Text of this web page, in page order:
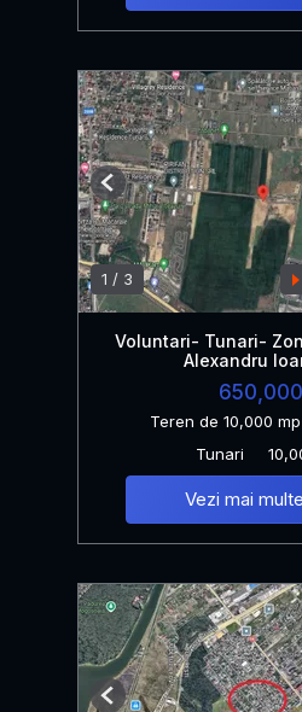
1 / 3
Previous
Voluntari- Tunari-
Alexandru
Teren de 10,000
Tunari
Vezi mai
Previous